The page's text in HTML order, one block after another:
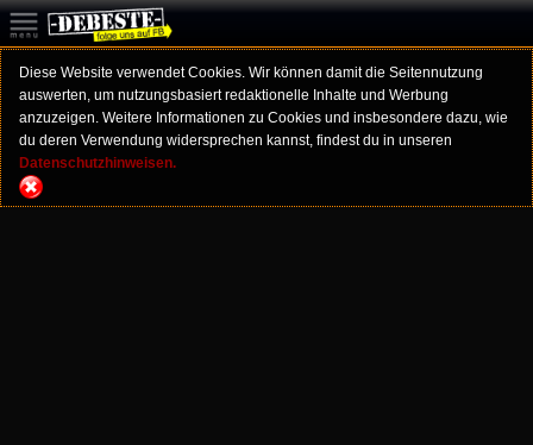
Diese Website verwendet Cookies. Wir können damit die Seitennutzung
auswerten, um nutzungsbasiert redaktionelle Inhalte und Werbung
anzuzeigen. Weitere Informationen zu Cookies und insbesondere dazu, wie
du deren Verwendung widersprechen kannst, findest du in unseren
Datenschutzhinweisen.